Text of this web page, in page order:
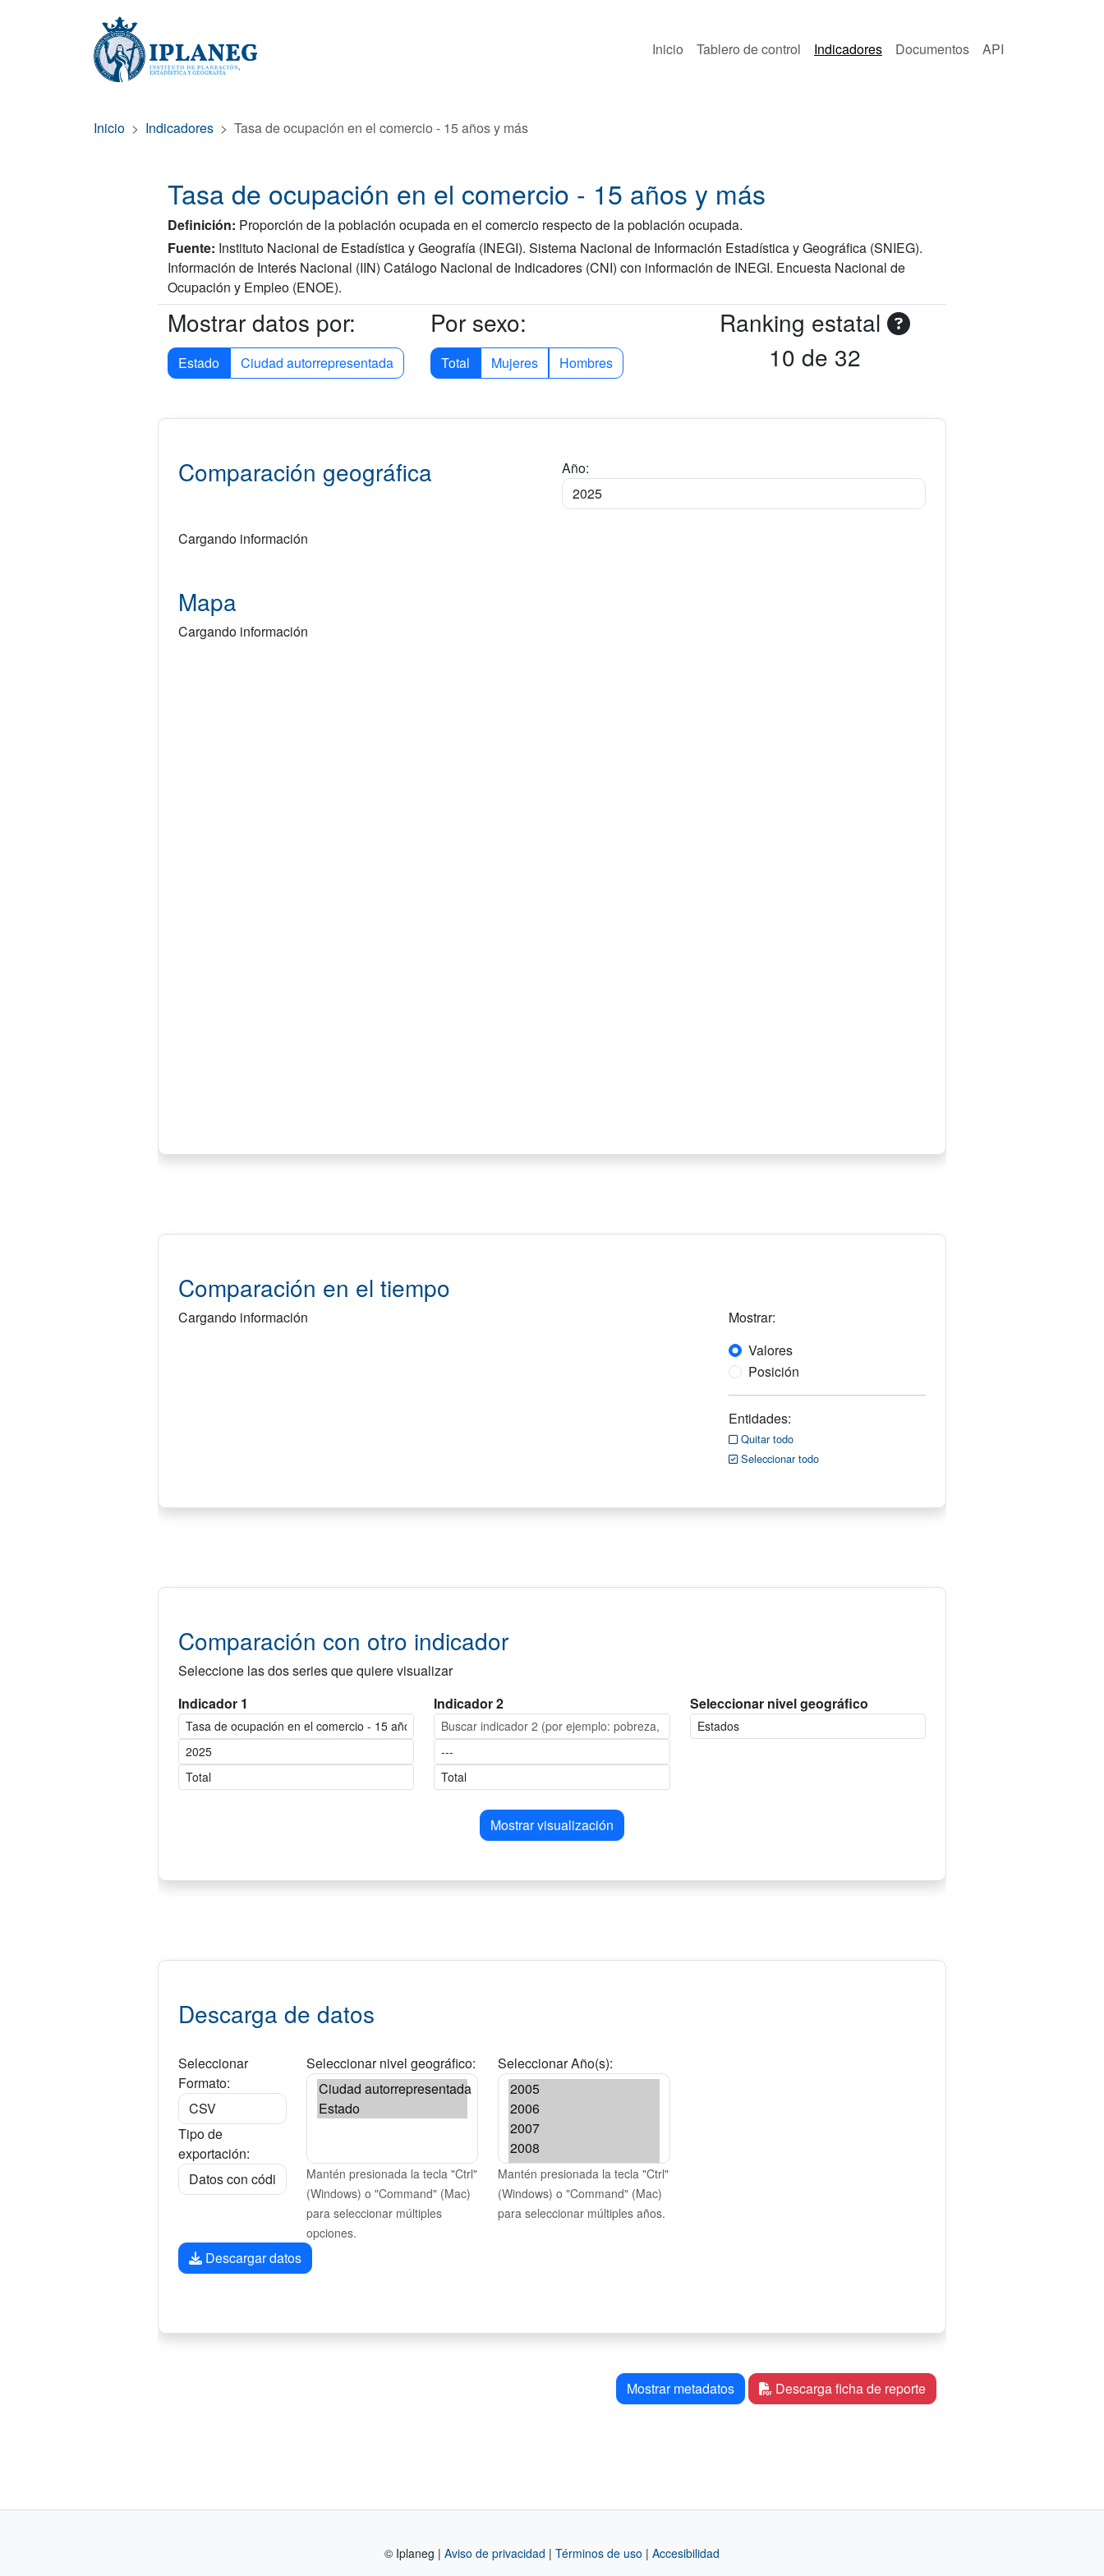
Inicio Tablero de control Indicadores Documentos API
Inicio Indicadores Tasa de ocupación en el comercio - 15 años y más
Tasa de ocupación en el comercio - 15 años y más
Definición: Proporción de la población ocupada en el comercio respecto de la población ocupada.
Fuente: Instituto Nacional de Estadística y Geografía (INEGI). Sistema Nacional de Información Estadística y Geográfica (SNIEG).
Información de Interés Nacional (IIN) Catálogo Nacional de Indicadores (CNI) con información de INEGI. Encuesta Nacional de
Ocupación y Empleo (ENOE).
Mostrar datos por:
Estado Ciudad autorrepresentada
Por sexo:
Total Mujeres Hombres
Ranking estatal
10 de 32
Comparación geográfica Año:
Cargando información
Mapa
Cargando información
Comparación en el tiempo
Cargando información
Mostrar:
Valores
Posición
Entidades:
Quitar todo
Seleccionar todo
Comparación con otro indicador
Seleccione las dos series que quiere visualizar
Indicador 1
Indicador 2 Seleccionar nivel geográfico
Mostrar visualización
Descarga de datos
Seleccionar
Formato:
Tipo de
exportación:
Seleccionar nivel geográfico:
Mantén presionada la tecla "Ctrl"
(Windows) o "Command" (Mac)
para seleccionar múltiples
opciones.
Seleccionar Año(s):
Mantén presionada la tecla "Ctrl"
(Windows) o "Command" (Mac)
para seleccionar múltiples años.
Descargar datos
Mostrar metadatos Descarga ficha de reporte
© Iplaneg | Aviso de privacidad | Términos de uso | Accesibilidad